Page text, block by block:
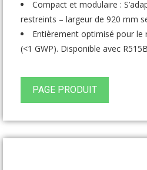
Compact et modulaire :
restreints – largeur de 920 mm
Entièrement optimisé pour le
(<1 GWP). Disponible avec
PAGE PRODUIT